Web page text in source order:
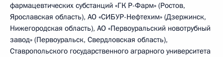
фармацевтических субстанций «ГК Р-Фарм» (Ростов,
Ярославская область), АО «СИБУР-Нефтехим» (Дзержинск,
Нижегородская область), АО «Первоуральский новотрубный
завод» (Первоуральск, Свердловская область),
Ставропольского государственного аграрного университета